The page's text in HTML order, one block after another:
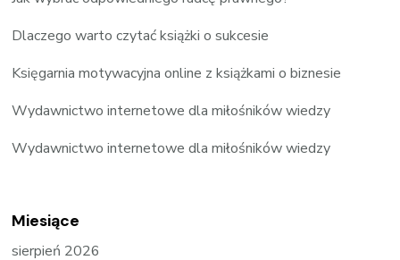
Dlaczego warto czytać książki o sukcesie
Księgarnia motywacyjna online z książkami o biznesie
Wydawnictwo internetowe dla miłośników wiedzy
Wydawnictwo internetowe dla miłośników wiedzy
Miesiące
sierpień 2026